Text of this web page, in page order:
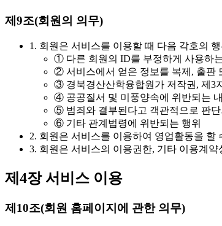
제9조(회원의 의무)
1. 회원은 서비스를 이용할 때 다음 각호의
① 다른 회원의 ID를 부정하게 사용하
② 서비스에서 얻은 정보를 복제, 출판
③ 경북경산산학융합원가 저작권, 제3
④ 공공질서 및 미풍양속에 위반되는
⑤ 범죄와 결부된다고 객관적으로 판단
⑥ 기타 관계법령에 위반되는 행위
2. 회원은 서비스를 이용하여 영업활동을
3. 회원은 서비스의 이용권한, 기타 이용계
제4장 서비스 이용
제10조(회원 홈페이지에 관한 의무)